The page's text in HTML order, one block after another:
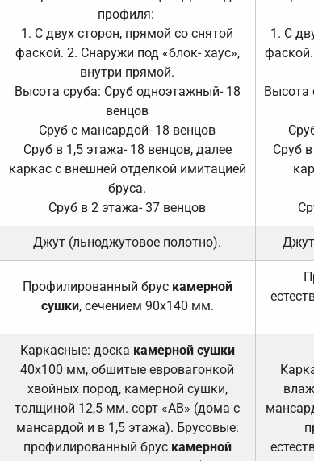
профиля:
1. С двух сторон, прямой со снятой
фаской. 2. Снаружи под «блок- хаус»,
внутри прямой.
Высота сруба: Сруб одноэтажный- 18
венцов
Сруб с мансардой- 18 венцов
Сруб в 1,5 этажа- 18 венцов, далее
каркас с внешней отделкой имитацией
бруса.
Сруб в 2 этажа- 37 венцов
1. С
Высота
Сруб
Джут (льноджутовое полотно).
Профилированный брус камерной
сушки, сечением 90х140 мм.
Каркасные: доска камерной сушки
40х100 мм, обшитые евровагонкой
хвойных пород, камерной сушки,
толщиной 12,5 мм. сорт «АВ» (дома с
мансардой и в 1,5 этажа). Брусовые:
профилированный брус камерной